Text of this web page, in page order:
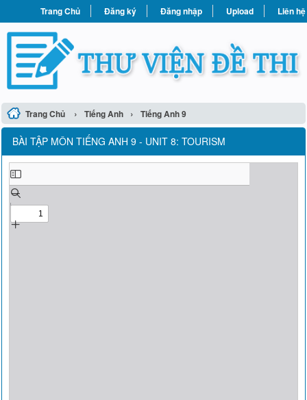
Trang Chủ Đăng ký Đăng nhập Upload Liên hệ
Trang Chủ › Tiếng Anh › Tiếng Anh 9
BÀI TẬP MÔN TIẾNG ANH 9 - UNIT 8: TOURISM